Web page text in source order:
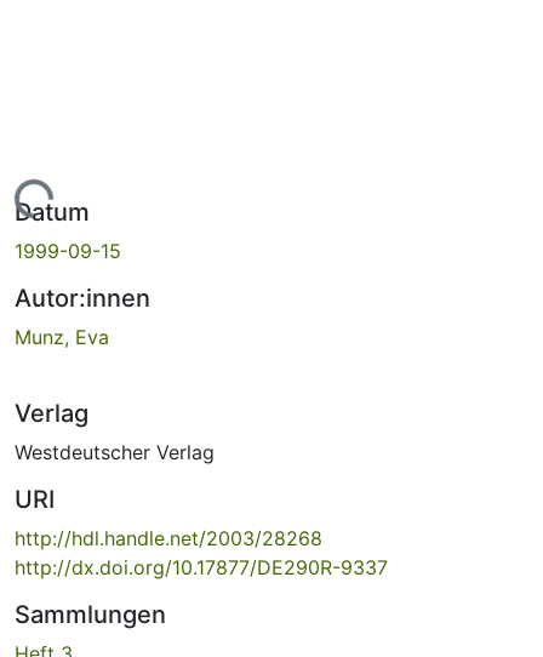
Lade...
Datum
1999-09-15
Autor:innen
Munz, Eva
Verlag
Westdeutscher Verlag
URI
http://hdl.handle.net/2003/28268
http://dx.doi.org/10.17877/DE290R-9337
Sammlungen